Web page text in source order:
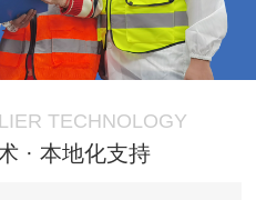
TECHNOLOGY
· 本地化支持